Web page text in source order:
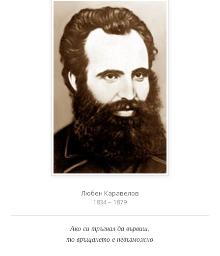
Любен Каравелов
1834 – 1879
Ако си тръгнал да вървиш,
то връщането е невъзможно